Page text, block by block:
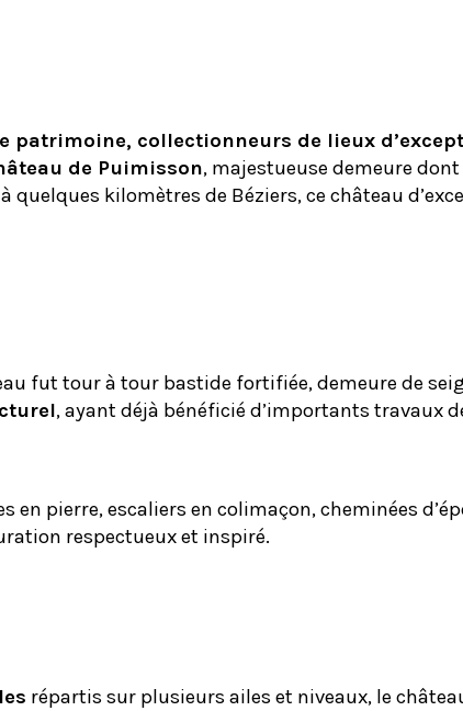
patrimoine, collectionneurs de lieux
de Puimisson, majestueuse demeure
quelques kilomètres de Béziers, ce château
fut tour à tour bastide fortifiée, demeure de
, ayant déjà bénéficié d’importants travaux
en pierre, escaliers en colimaçon, cheminées
respectueux et inspiré.
répartis sur plusieurs ailes et niveaux, le